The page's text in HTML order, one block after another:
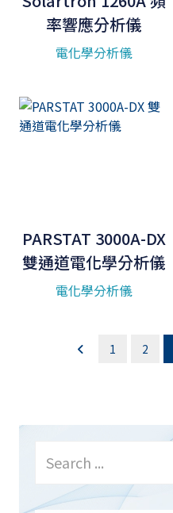
率響應分析儀
電化學分析儀
PARSTAT 3000A-DX
雙通道電化學分析儀
電化學分析儀
1 2